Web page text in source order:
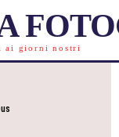
ai giorni nostri